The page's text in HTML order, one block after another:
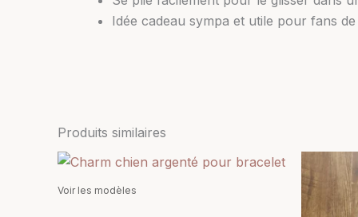
Idée cadeau sympa et utile pour fans
Produits similaires
Voir les modèles
Plage
de
Ce